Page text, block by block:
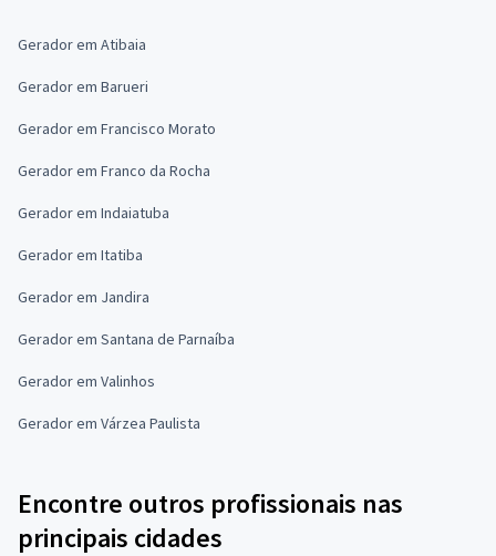
Gerador em Atibaia
Gerador em Barueri
Gerador em Francisco Morato
Gerador em Franco da Rocha
Gerador em Indaiatuba
Gerador em Itatiba
Gerador em Jandira
Gerador em Santana de Parnaíba
Gerador em Valinhos
Gerador em Várzea Paulista
Encontre outros profissionais nas
principais cidades